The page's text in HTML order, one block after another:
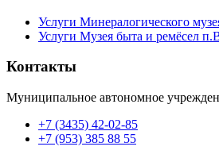
Услуги Минералогического
Услуги Музея быта и ремёсел
Контакты
Муниципальное автономное
+7 (3435) 42-02-85
+7 (953) 385 88 55